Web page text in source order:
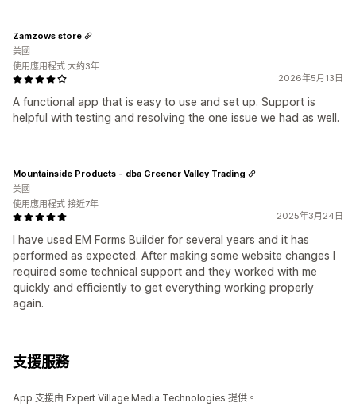
2026年5月13日
A functional app that is easy to use and set up. Support is
helpful with testing and resolving the one issue we had as well.
Zamzows store
美國
使用應用程式 大約3年
2025年3月24日
I have used EM Forms Builder for several years and it has
performed as expected. After making some website changes I
required some technical support and they worked with me
quickly and efficiently to get everything working properly
again.
Mountainside Products - dba Greener Valley Trading
美國
使用應用程式 接近7年
支援服務
App 支援由 Expert Village Media Technologies 提供。